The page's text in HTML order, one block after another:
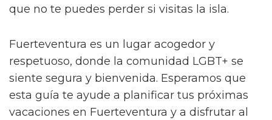
que no te puedes perder si visitas la isla.
Fuerteventura es un lugar acogedor y
respetuoso, donde la comunidad LGBT+ se
siente segura y bienvenida. Esperamos que
esta guía te ayude a planificar tus próximas
vacaciones en Fuerteventura y a disfrutar al